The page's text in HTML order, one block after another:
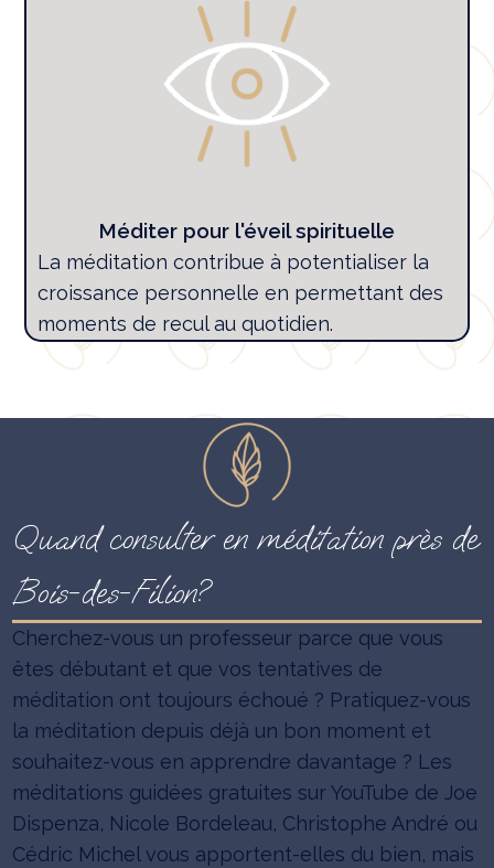
Méditer pour l'éveil spirituelle
La méditation contribue à potentialiser la
croissance personnelle en permettant des
moments de recul au quotidien.
Quand consulter en méditation près de
Bois-des-Filion?
Cherchez-vous un professeur parce que vous
êtes débutant et que vos tentatives de
méditation ont toujours échoué ? Pratiquez-vous
la méditation depuis déjà un bon moment et
souhaitez-vous en apprendre davantage ? Les
méditations guidées gratuites sur YouTube de Joe
Dispenza, Nicole Bordeleau, Christophe André ou
Cédric Michel vous apportent-elles du bien, mais